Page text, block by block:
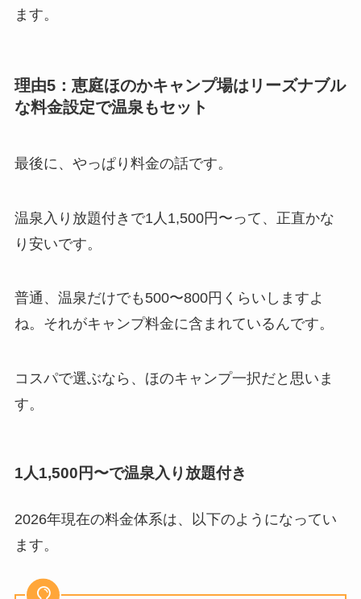
ます。
理由5：恵庭ほのかキャンプ場はリーズナブル
な料金設定で温泉もセット
最後に、やっぱり料金の話です。
温泉入り放題付きで1人1,500円〜って、正直かな
り安いです。
普通、温泉だけでも500〜800円くらいしますよ
ね。それがキャンプ料金に含まれているんです。
コスパで選ぶなら、ほのキャンプ一択だと思いま
す。
1人1,500円〜で温泉入り放題付き
2026年現在の料金体系は、以下のようになってい
ます。